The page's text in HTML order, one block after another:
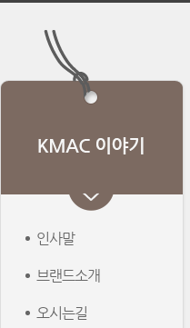
인사말
브랜드소개
오시는길